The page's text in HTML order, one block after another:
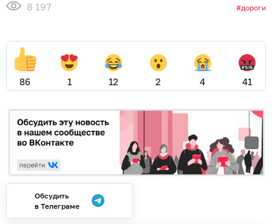
8 197 дороги
86 1 12 2 4 41
Обсудить
в Телеграме